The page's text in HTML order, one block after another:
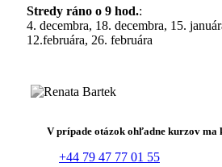
Stredy ráno o 9 hod.:
4. decembra, 18. decembra, 15.
12.februára, 26. februára
V prípade otázok ohľadne kurzov ma
+44 79 47 77 01 55